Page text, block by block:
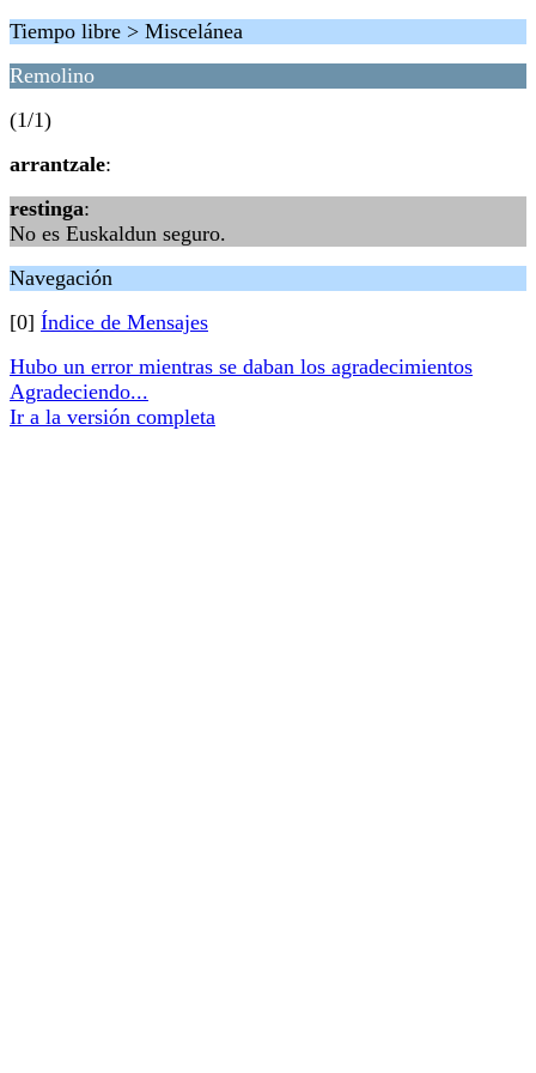
Tiempo libre > Miscelánea
Remolino
(1/1)
arrantzale:
restinga:
No es Euskaldun seguro.
Navegación
[0] Índice de Mensajes
Hubo un error mientras se daban los agradecimientos
Agradeciendo...
Ir a la versión completa